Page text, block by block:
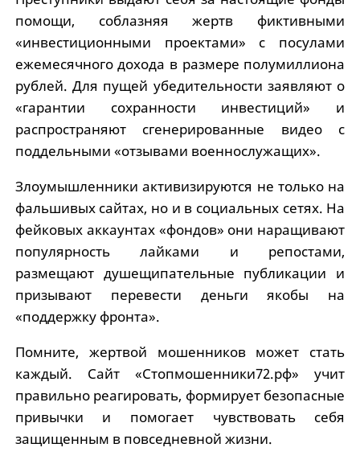
помощи, соблазняя жертв фиктивными
«инвестиционными проектами» с посулами
ежемесячного дохода в размере полумиллиона
рублей. Для пущей убедительности заявляют о
«гарантии сохранности инвестиций» и
распространяют сгенерированные видео с
поддельными «отзывами военнослужащих».
Злоумышленники активизируются не только на
фальшивых сайтах, но и в социальных сетях. На
фейковых аккаунтах «фондов» они наращивают
популярность лайками и репостами,
размещают душещипательные публикации и
призывают перевести деньги якобы на
«поддержку фронта».
Помните, жертвой мошенников может стать
каждый. Сайт «Стопмошенники72.рф» учит
правильно реагировать, формирует безопасные
привычки и помогает чувствовать себя
защищенным в повседневной жизни.